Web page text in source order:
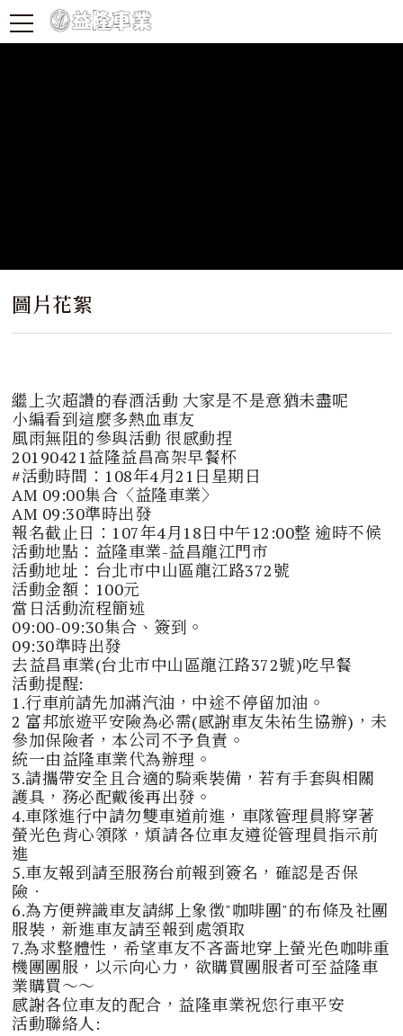
圖片花絮
繼上次超讚的春酒活動 大家是不是意猶未盡呢
小編看到這麼多熱血車友
風雨無阻的參與活動 很感動捏
20190421益隆益昌高架早餐杯
#活動時間：108年4月21日星期日
AM 09:00集合〈益隆車業〉
AM 09:30準時出發
報名截止日：107年4月18日中午12:00整 逾時不候
活動地點：益隆車業-益昌龍江門市
活動地址：台北市中山區龍江路372號
活動金額：100元
當日活動流程簡述
09:00-09:30集合、簽到。
09:30準時出發
去益昌車業(台北市中山區龍江路372號)吃早餐
活動提醒:
1.行車前請先加滿汽油，中途不停留加油。
2 富邦旅遊平安險為必需(感謝車友朱祐生協辦)，未
參加保險者，本公司不予負責。
統一由益隆車業代為辦理。
3.請攜帶安全且合適的騎乘裝備，若有手套與相關
護具，務必配戴後再出發。
4.車隊進行中請勿雙車道前進，車隊管理員將穿著
螢光色背心領隊，煩請各位車友遵從管理員指示前
進
5.車友報到請至服務台前報到簽名，確認是否保
險‧
6.為方便辨識車友請綁上象徵"咖啡團"的布條及社團
服裝，新進車友請至報到處領取
7.為求整體性，希望車友不吝嗇地穿上螢光色咖啡重
機團團服，以示向心力，欲購買團服者可至益隆車
業購買～～
感謝各位車友的配合，益隆車業祝您行車平安
活動聯絡人: